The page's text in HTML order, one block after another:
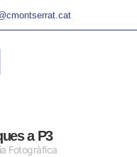
a P3
Fotogràfica